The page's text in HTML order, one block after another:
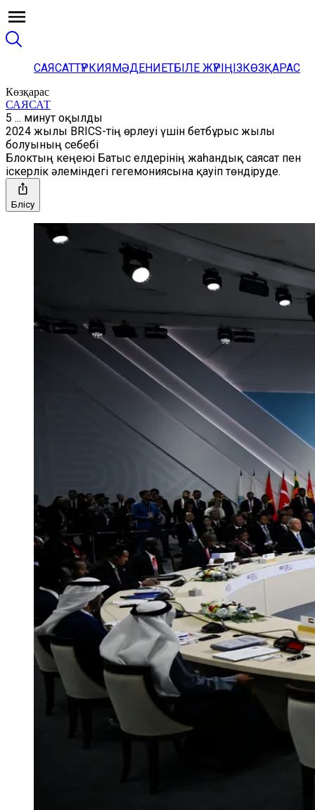
САЯСАТТҮРКИЯМӘДЕНИЕТБІЛЕ ЖҮРІҢІЗКӨЗҚАРАС
Көзқарас
САЯСАТ
5 ... минут оқылды
2024 жылы BRICS-тің өрлеуі үшін бетбұрыс жылы
болуының себебі
Блоктың кеңеюі Батыс елдерінің жаһандық саясат пен
іскерлік әлеміндегі гегемониясына қауіп төндіруде.
Бөлісу